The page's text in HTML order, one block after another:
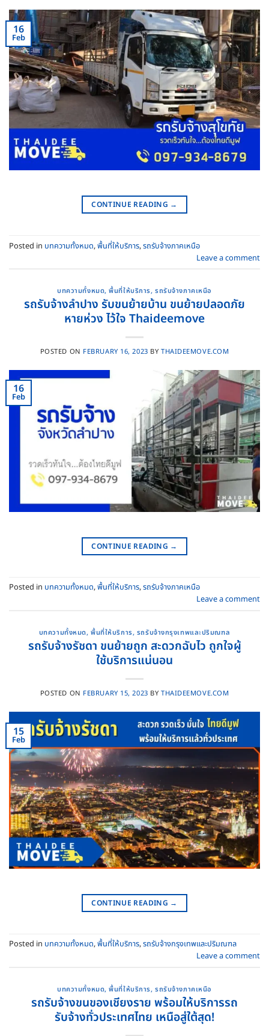
16
Feb
CONTINUE READING →
Posted in บทความทั้งหมด,พื้นที่ให้บริการ,รถรับจ้างภาคเหนือ
Leave a comment
บทความทั้งหมด,พื้นที่ให้บริการ,รถรับจ้างภาคเหนือ
รถรับจ้างลำปาง รับขนย้ายบ้าน ขนย้ายปลอดภัย
หายห่วง ไว้ใจ Thaideemove
POSTED ON FEBRUARY 16, 2023 BY THAIDEEMOVE.COM
16
Feb
CONTINUE READING →
Posted in บทความทั้งหมด,พื้นที่ให้บริการ,รถรับจ้างภาคเหนือ
Leave a comment
บทความทั้งหมด,พื้นที่ให้บริการ, รถรับจ้างกรุงเทพและปริมณฑล
รถรับจ้างรัชดา ขนย้ายถูก สะดวกฉับไว ถูกใจผู้
ใช้บริการแน่นอน
POSTED ON FEBRUARY 15, 2023 BY THAIDEEMOVE.COM
15
Feb
CONTINUE READING →
Posted in บทความทั้งหมด,พื้นที่ให้บริการ,รถรับจ้างกรุงเทพและปริมณฑล
Leave a comment
บทความทั้งหมด,พื้นที่ให้บริการ,รถรับจ้างภาคเหนือ
รถรับจ้างขนของเชียงราย พร้อมให้บริการรถ
รับจ้างทั่วประเทศไทย เหนือสู่ใต้สุด!